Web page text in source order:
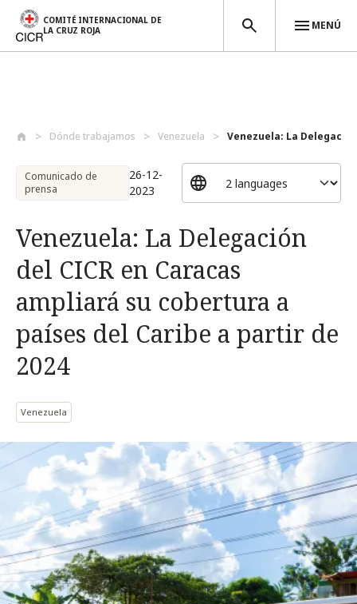
COMITÉ INTERNACIONAL DE
LA CRUZ ROJA
MENÚ
Dónde trabajamos Venezuela Venezuela: La
Comunicado de
prensa
26-12-
2023
Venezuela: La Delegación
del CICR en Caracas
ampliará su cobertura a
países del Caribe a partir de
2024
Venezuela